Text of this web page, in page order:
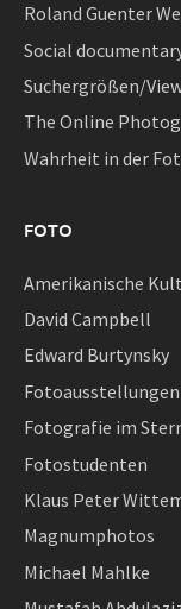
Roland Guenter
Social
Suchergrößen/
The Online
Wahrheit in der
FOTO
Amerikanische
David Campbell
Edward Burtynsky
Fotoausstellungen
Fotografie im
Fotostudenten
Klaus Peter
Magnumphotos
Michael Mahlke